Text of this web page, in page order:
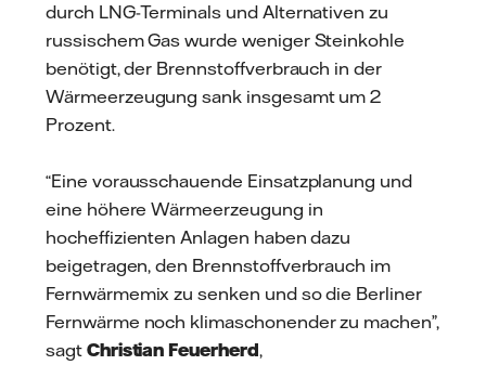
durch LNG-Terminals und Alternativen zu
russischem Gas wurde weniger Steinkohle
benötigt, der Brennstoffverbrauch in der
Wärmeerzeugung sank insgesamt um 2
Prozent.
“Eine vorausschauende Einsatzplanung und
eine höhere Wärmeerzeugung in
hocheffizienten Anlagen haben dazu
beigetragen, den Brennstoffverbrauch im
Fernwärmemix zu senken und so die Berliner
Fernwärme noch klimaschonender zu machen”,
sagt Christian Feuerherd,